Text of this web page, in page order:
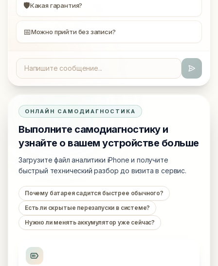
🛡Какая гарантия?
📅Можно прийти без записи?
ОНЛАЙН САМОДИАГНОСТИКА
Выполните самодиагностику и
узнайте о вашем устройстве больше
Загрузите файл аналитики iPhone и получите
быстрый технический разбор до визита в сервис.
Почему батарея садится быстрее обычного?
Есть ли скрытые перезапуски в системе?
Нужно ли менять аккумулятор уже сейчас?